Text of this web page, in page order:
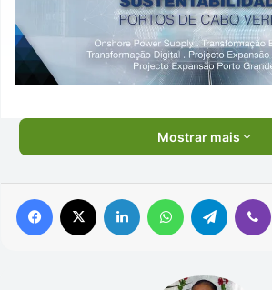
Mostrar mais
Facebook Linkedin WhatsAppTelegram